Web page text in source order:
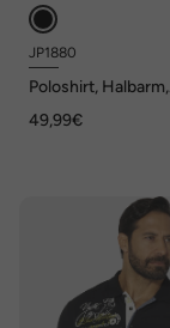
JP1880
Poloshirt, Halbarm,
Muster, bis 8 XL
49,99€